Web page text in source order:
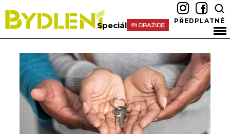
Speciál PŘEDPLATNÉ